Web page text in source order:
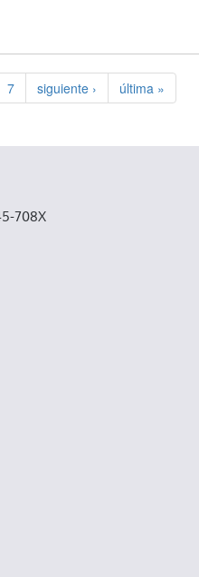
7 siguiente › última »
708X